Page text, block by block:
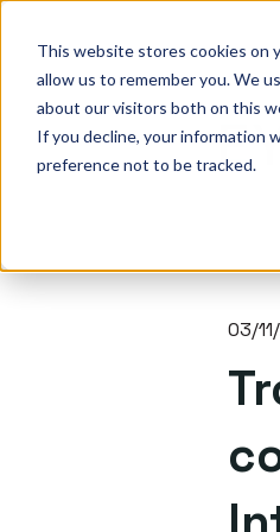
This website stores cookies on
allow us to remember you. We
about our visitors both on this
If you decline, your information
preference not to be tracked.
03/